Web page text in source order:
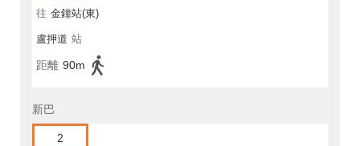
往 金鐘站(東)
盧押道 站
距離 90m
新巴
2